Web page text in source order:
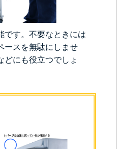
です。不要なときには
ースを無駄にしませ
どにも役立つでしょ